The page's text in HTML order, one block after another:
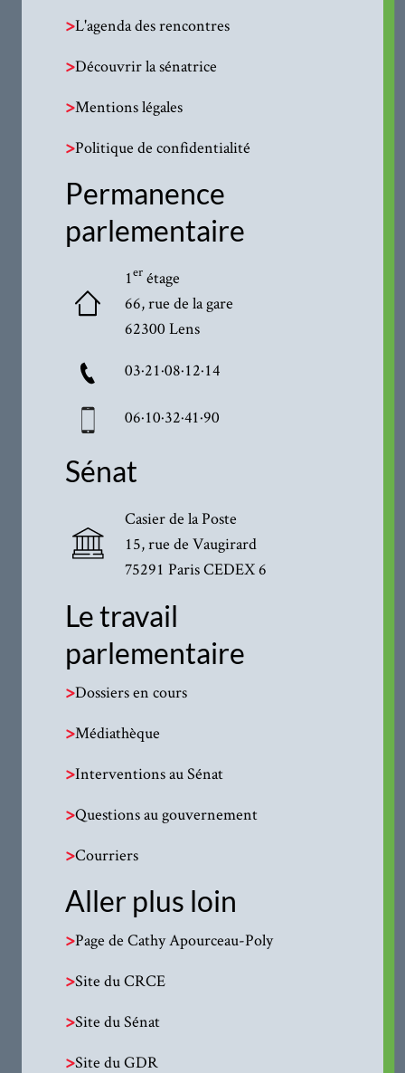
>L'agenda des rencontres
>Découvrir la sénatrice
>Mentions légales
>Politique de confidentialité
Permanence
parlementaire
1erétage
66, rue de la gare
62300 Lens
03·21·08·12·14
06·10·32·41·90
Sénat
Casier de la Poste
15, rue de Vaugirard
75291 Paris CEDEX 6
Le travail
parlementaire
>Dossiers en cours
>Médiathèque
>Interventions au Sénat
>Questions au gouvernement
>Courriers
Aller plus loin
>Page de Cathy Apourceau-Poly
>Site du CRCE
>Site du Sénat
>Site du GDR